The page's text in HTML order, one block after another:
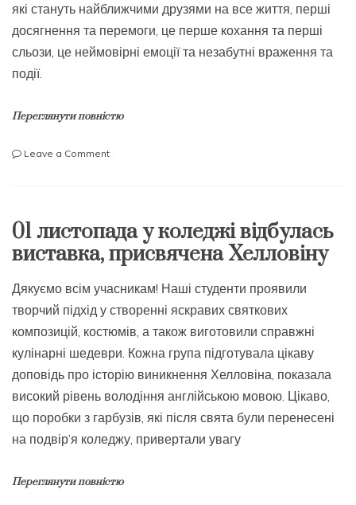
які стануть найближчими друзями на все життя, перші
досягнення та перемоги, це перше кохання та перші
сльози, це неймовірні емоції та незабутні враження та
події.
Переглянути повністю
Leave a Commenton
день
студентів
01 листопада у коледжі відбулась
виставка, присвячена Хелловіну
Дякуємо всім учасникам! Наші студенти проявили
творчий підхід у створенні яскравих святкових
композицій, костюмів, а також виготовили справжні
кулінарні шедеври. Кожна група підготувала цікаву
доповідь про історію виникнення Хелловіна, показала
високий рівень володіння англійською мовою. Цікаво,
що поробки з гарбузів, які після свята були перенесені
на подвір’я коледжу, привертали увагу
Переглянути повністю